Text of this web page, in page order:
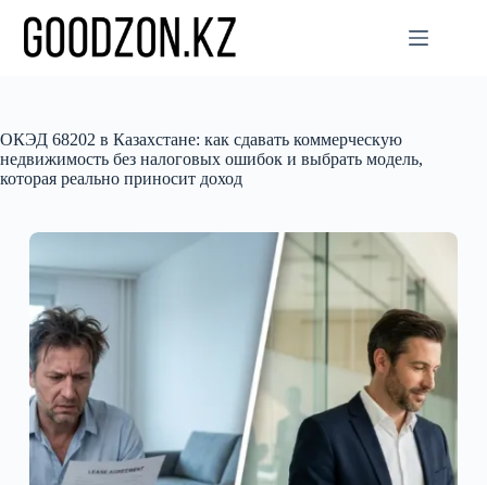
сути
ОКЭД 68202 в Казахстане: как сдавать коммерческую
недвижимость без налоговых ошибок и выбрать модель,
которая реально приносит доход